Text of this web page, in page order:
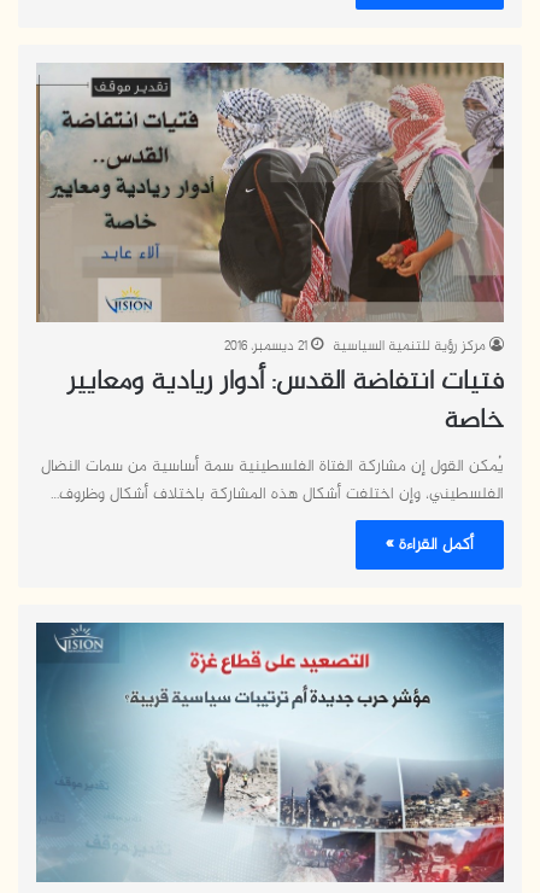
مركز رؤية للتنمية السياسية 21 ديسمبر، 2016
فتيات انتفاضة القدس: أدوار ريادية ومعايير
خاصة
يُمكن القول إن مشاركة الفتاة الفلسطينية سمة أساسية من سمات النضال
الفلسطيني، وإن اختلفت أشكال هذه المشاركة باختلاف أشكال وظروف…
أكمل القراءة »